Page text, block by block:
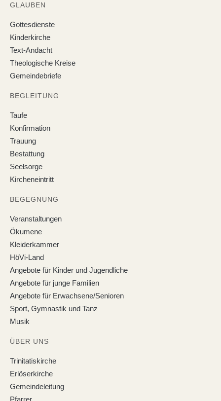
GLAUBEN
Gottesdienste
Kinderkirche
Text-Andacht
Theologische Kreise
Gemeindebriefe
BEGLEITUNG
Taufe
Konfirmation
Trauung
Bestattung
Seelsorge
Kircheneintritt
BEGEGNUNG
Veranstaltungen
Ökumene
Kleiderkammer
HöVi-Land
Angebote für Kinder und Jugendliche
Angebote für junge Familien
Angebote für Erwachsene/Senioren
Sport, Gymnastik und Tanz
Musik
ÜBER UNS
Trinitatiskirche
Erlöserkirche
Gemeindeleitung
Pfarrer